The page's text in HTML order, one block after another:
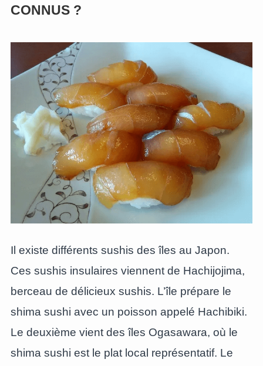
CONNUS ?
Il existe différents sushis des îles au Japon.
Ces sushis insulaires viennent de Hachijojima,
berceau de délicieux sushis. L’île prépare le
shima sushi avec un poisson appelé Hachibiki.
Le deuxième vient des îles Ogasawara, où le
shima sushi est le plat local représentatif. Le